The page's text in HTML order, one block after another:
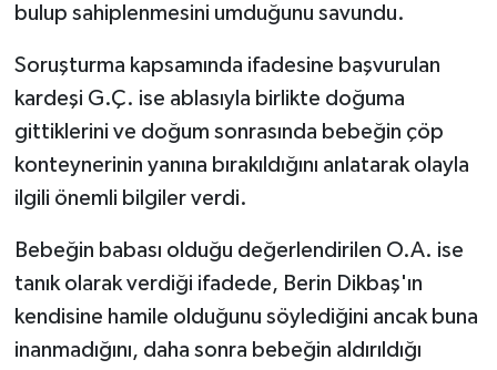
bulup sahiplenmesini umduğunu savundu.
Soruşturma kapsamında ifadesine başvurulan
kardeşi G.Ç. ise ablasıyla birlikte doğuma
gittiklerini ve doğum sonrasında bebeğin çöp
konteynerinin yanına bırakıldığını anlatarak olayla
ilgili önemli bilgiler verdi.
Bebeğin babası olduğu değerlendirilen O.A. ise
tanık olarak verdiği ifadede, Berin Dikbaş'ın
kendisine hamile olduğunu söylediğini ancak buna
inanmadığını, daha sonra bebeğin aldırıldığı